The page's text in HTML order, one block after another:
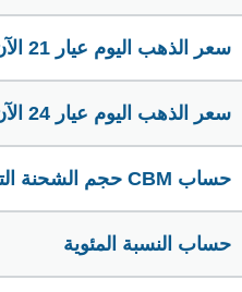
سعر الذهب اليوم عيار 21 الآن
سعر الذهب اليوم عيار 24 الآن
حساب CBM حجم الشحنة التجارية
حساب النسبة المئوية